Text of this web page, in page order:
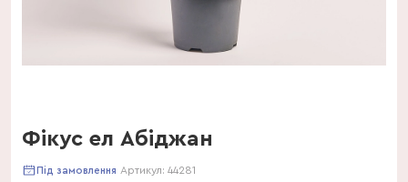
Фікус ел Абіджан
Під замовлення Артикул: 44281